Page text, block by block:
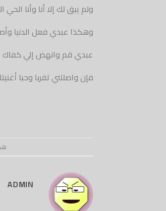
ولم يبق لك إلا أنا وأنا
وهكذا عبدي فعل الدنيا
عبدي قم وانهض إلي كفاك
فإن واصلتني تقربا وحبا
ADMIN